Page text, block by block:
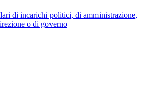
di incarichi politici, di amministrazione,
o di governo